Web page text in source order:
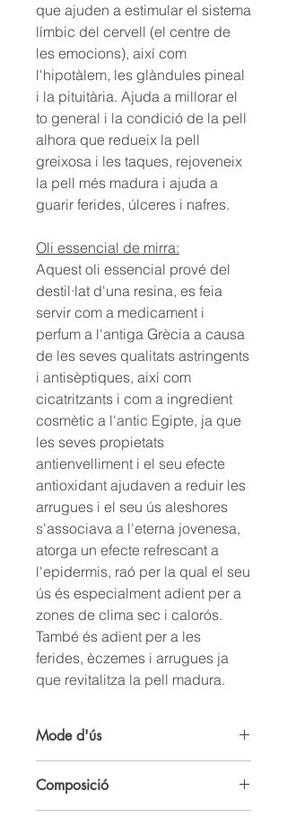
que ajuden a estimular el sistema
límbic del cervell (el centre de
les emocions), així com
l'hipotàlem, les glàndules pineal
i la pituitària. Ajuda a millorar el
to general i la condició de la pell
alhora que redueix la pell
greixosa i les taques, rejoveneix
la pell més madura i ajuda a
guarir ferides, úlceres i nafres.
Oli essencial de mirra:
Aquest oli essencial prové del
destil·lat d'una resina, es feia
servir com a medicament i
perfum a l'antiga Grècia a causa
de les seves qualitats astringents
i antisèptiques, així com
cicatritzants i com a ingredient
cosmètic a l'antic Egipte, ja que
les seves propietats
antienvelliment i el seu efecte
antioxidant ajudaven a reduir les
arrugues i el seu ús aleshores
s'associava a l'eterna jovenesa,
atorga un efecte refrescant a
l'epidermis, raó per la qual el seu
ús és especialment adient per a
zones de clima sec i calorós.
També és adient per a les
ferides, èczemes i arrugues ja
que revitalitza la pell madura.
Mode d'ús
poseu-vos el sèrum facial a la pell de
la cara i del coll fent un suau
Composició